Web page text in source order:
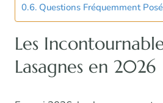
Questions Fréquemment
Les
Lasagnes en 2026